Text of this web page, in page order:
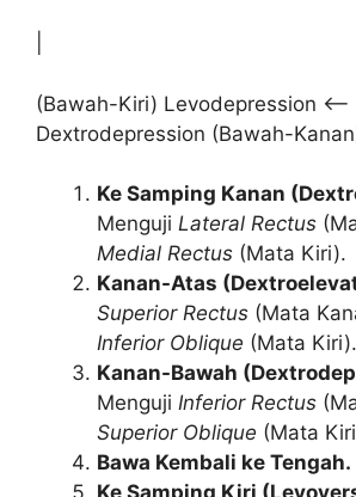
(Bawah-Kiri) Levodepression <—-
Dextrodepression (Bawah-
Ke Samping Kanan
Menguji Lateral Rectus
Medial Rectus (Mata Kiri).
Kanan-Atas
Superior Rectus (Mata
Inferior Oblique (Mata Kiri).
Kanan-Bawah
Menguji Inferior Rectus
Superior Oblique (Mata
Bawa Kembali ke Tengah.